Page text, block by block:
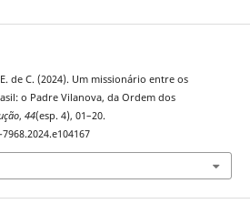
de C. (2024). Um missionário entre os
o Padre Vilanova, da Ordem dos
, 44(esp. 4), 01–20.